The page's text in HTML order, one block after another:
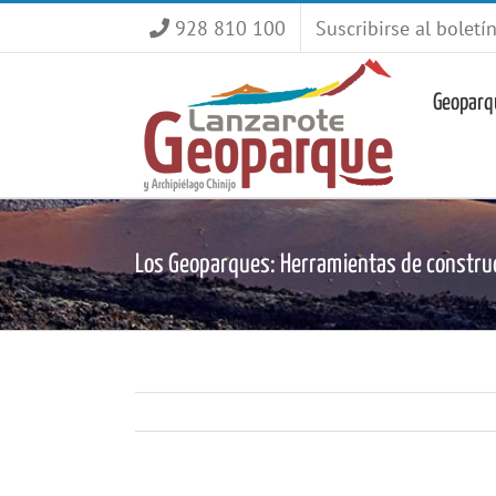
928 810 100 Suscribirse al boletín
Los Geoparques: Herramientas de